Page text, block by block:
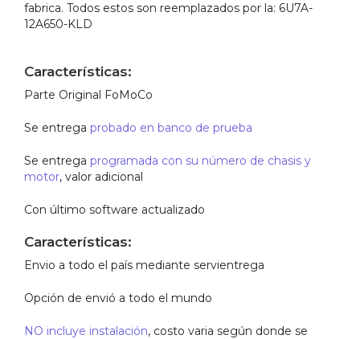
fabrica. Todos estos son reemplazados por la: 6U7A-
12A650-KLD
Características:
Parte Original FoMoCo
Se entrega probado en banco de prueba
Se entrega programada con su número de chasis y
motor, valor adicional
Con último software actualizado
Características:
Envio a todo el país mediante servientrega
Opción de envió a todo el mundo
NO incluye instalación, costo varia según donde se